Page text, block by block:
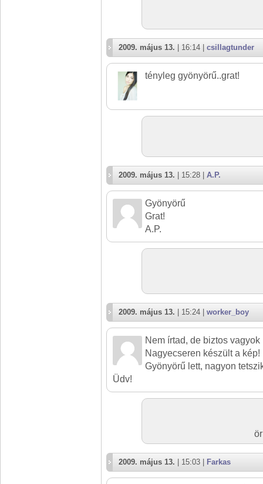
2009. május 13. | 16:14 | csillagtunder
tényleg gyönyörű..grat!
2009. május 13. | 15:28 | A.P.
Gyönyörű
Grat!
A.P.
2009. május 13. | 15:24 | worker_boy
Nem írtad, de biztos
Nagyecseren készült a kép!
Gyönyörű lett, nagyon
Üdv!
2009. május 13. | 15:03 | Farkas